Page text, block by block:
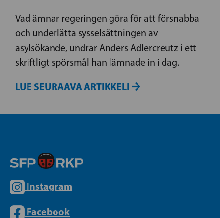
Vad ämnar regeringen göra för att försnabba
och underlätta sysselsättningen av
asylsökande, undrar Anders Adlercreutz i ett
skriftligt spörsmål han lämnade in i dag.
LUE SEURAAVA ARTIKKELI
Instagram
Facebook